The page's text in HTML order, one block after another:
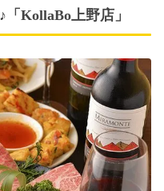
KollaBo上野店」